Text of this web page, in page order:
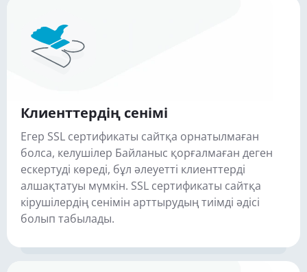
Клиенттердің сенімі
Егер SSL сертификаты сайтқа орнатылмаған
болса, келушілер Байланыс қорғалмаған деген
ескертуді көреді, бұл әлеуетті клиенттерді
алшақтатуы мүмкін. SSL сертификаты сайтқа
кірушілердің сенімін арттырудың тиімді әдісі
болып табылады.